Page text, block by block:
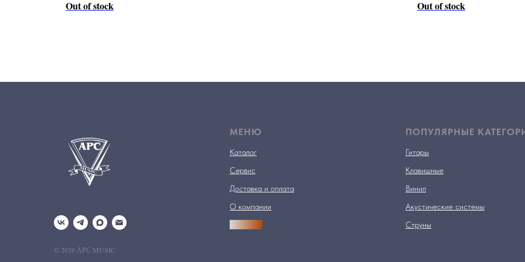
Out of stock Out of stock
© 2026 АРС MUSIC
МЕНЮ
Каталог
Сервис
Доставка и оплата
О компании
ПОПУЛЯРНЫЕ
Гитары
Клавишные
Винил
Акустические системы
Струны